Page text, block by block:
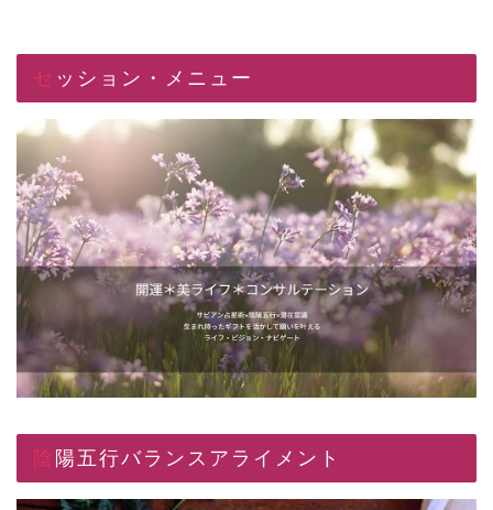
セッション・メニュー
陰陽五行バランスアライメント